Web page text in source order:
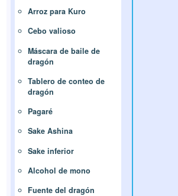
Arroz para Kuro
Cebo valioso
Máscara de baile de
dragón
Tablero de conteo de
dragón
Pagaré
Sake Ashina
Sake inferior
Alcohol de mono
Fuente del dragón